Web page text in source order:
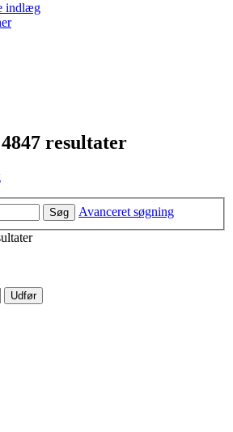
indlæg
resultater
Søg
Avanceret søgning